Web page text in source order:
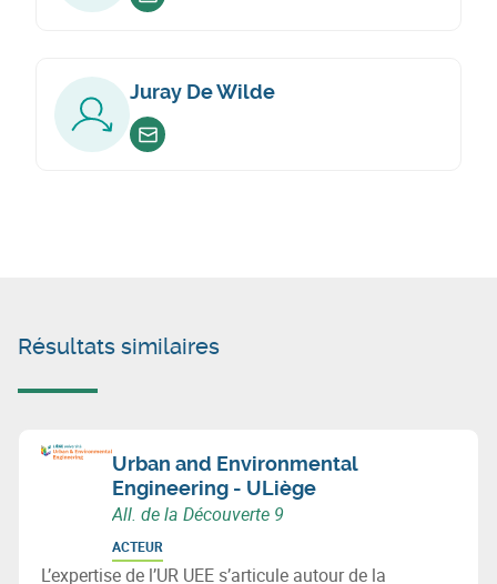
Envoyer un email
Juray De Wilde
Envoyer un email
Résultats similaires
Urban and Environmental
Engineering - ULiège
All. de la Découverte 9
ACTEUR
L’expertise de l’UR UEE s’articule autour de la